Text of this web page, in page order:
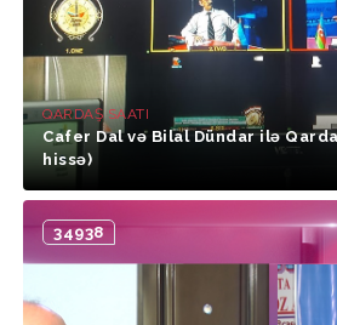
QARDAŞ SAATI
Cafer Dal və Bilal Dündar ilə
hissə)
34938